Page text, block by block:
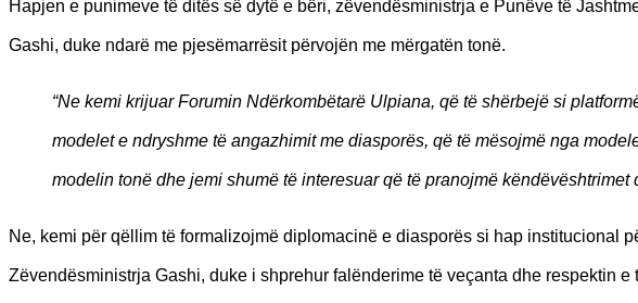
Hapjen e punimeve të ditës së dytë e bëri, zëvendësministrja e Punëve të
Gashi, duke ndarë me pjesëmarrësit përvojën me mërgatën tonë.
“Ne kemi krijuar Forumin Ndërkombëtarë Ulpiana, që të shërbejë si
modelet e ndryshme të angazhimit me diasporës, që të mësojmë nga
modelin tonë dhe jemi shumë të interesuar që të pranojmë këndëvështrimet
Ne, kemi për qëllim të formalizojmë diplomacinë e diasporës si hap institucional
Zëvendësministrja Gashi, duke i shprehur falënderime të veçanta dhe respektin